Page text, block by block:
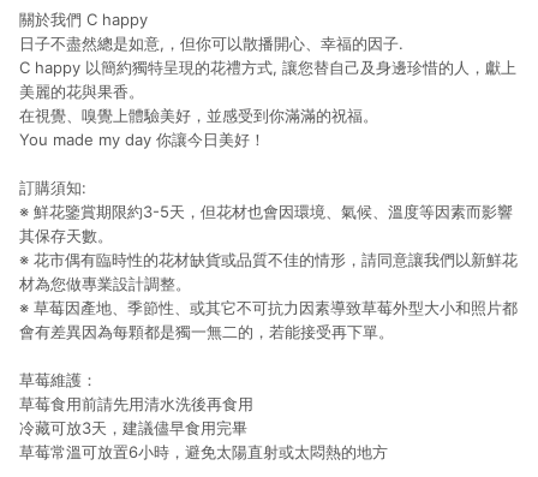
關於我們 C happy
日子不盡然總是如意,，但你可以散播開心、幸福的因子.
C happy 以簡約獨特呈現的花禮方式, 讓您替自己及身邊珍惜的人，獻上
美麗的花與果香。
在視覺、嗅覺上體驗美好，並感受到你滿滿的祝福。
You made my day 你讓今日美好！
訂購須知:
※ 鮮花鑒賞期限約3-5天，但花材也會因環境、氣候、溫度等因素而影響
其保存天數。
※ 花市偶有臨時性的花材缺貨或品質不佳的情形，請同意讓我們以新鮮花
材為您做專業設計調整。
※ 草莓因產地、季節性、或其它不可抗力因素導致草莓外型大小和照片都
會有差異因為每顆都是獨一無二的，若能接受再下單。
草莓維護：
草莓食用前請先用清水洗後再食用
冷藏可放3天，建議儘早食用完畢
草莓常溫可放置6小時，避免太陽直射或太悶熱的地方